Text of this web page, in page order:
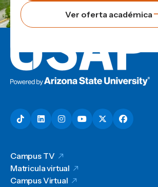
Ver oferta académica
Campus TV
Matricula virtual
Campus Virtual